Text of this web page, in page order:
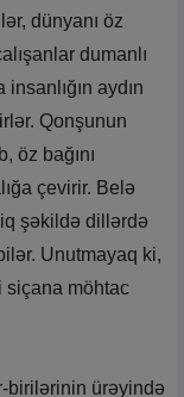
dünyanı öz
dumanlı
aydın
Qonşunun
öz bağını
çevirir. Belə
şəkildə dillərdə
Unutmayaq ki,
siçana möhtac
birilərinin ürəyində